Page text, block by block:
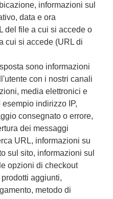
informazioni sul
data e ora
del file a cui si accede o
cui si accede (URL di
sono informazioni
con i nostri canali
media elettronici e
indirizzo IP,
consegnato o errore,
dei messaggi
URL, informazioni su
sul sito, informazioni sul
opzioni di checkout
aggiunti,
metodo di